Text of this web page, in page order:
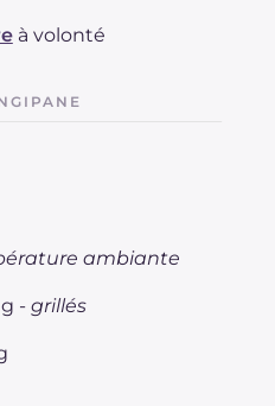
à volonté
ambiante
- grillés